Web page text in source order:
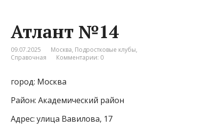
Атлант №14
09.07.2025 Москва, Подростковые клубы,
Справочная
Комментарии: 0
город: Москва
Район: Академический район
Адрес: улица Вавилова, 17